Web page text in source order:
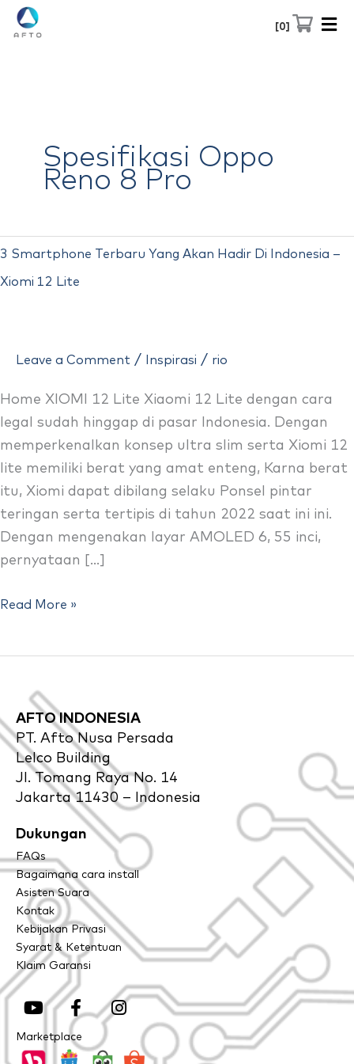
Skip
0
Spesifikasi Oppo
Reno 8 Pro
3 Smartphone Terbaru Yang Akan Hadir Di Indonesia –
Xiomi 12 Lite
Leave a Comment / Inspirasi / rio
Home XIOMI 12 Lite Xiaomi 12 Lite dengan cara
legal sudah hinggap di pasar Indonesia. Dengan
memperkenalkan konsep ultra slim serta Xiomi 12
lite memiliki berat yang amat enteng, Karna berat
itu, Xiomi dapat dibilang selaku Ponsel pintar
teringan serta tertipis di tahun 2022 saat ini ini.
Dengan mengenakan layar AMOLED 6, 55 inci,
pernyataan […]
3
Hadir
Indonesia
–
Xiomi
12
Lite
Read More »
AFTO INDONESIA
PT. Afto Nusa Persada
Lelco Building
Jl. Tomang Raya No. 14
Jakarta 11430 – Indonesia
Dukungan
FAQs
Bagaimana cara install
Asisten Suara
Kontak
Kebijakan Privasi
Syarat & Ketentuan
Klaim Garansi
Y
o
u
t
F
a
c
e
I
n
t
Marketplace